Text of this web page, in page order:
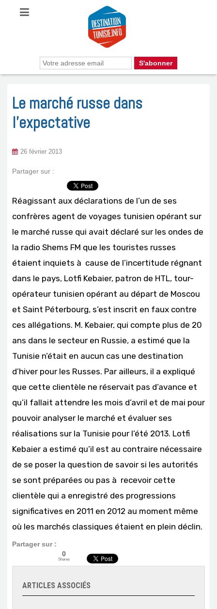
Le marché russe dans
l’expectative
26 février 2013
Partager sur :
Réagissant aux déclarations de l’un de ses
confrères agent de voyages tunisien opérant sur
le marché russe qui avait déclaré sur les ondes de
la radio Shems FM que les touristes russes
étaient inquiets à cause de l’incertitude régnant
dans le pays, Lotfi Kebaier, patron de HTL, tour-
opérateur tunisien opérant au départ de Moscou
et Saint Péterbourg, s’est inscrit en faux contre
ces allégations. M. Kebaier, qui compte plus de 20
ans dans le secteur en Russie, a estimé que la
Tunisie n’était en aucun cas une destination
d’hiver pour les Russes. Par ailleurs, il a expliqué
que cette clientèle ne réservait pas d’avance et
qu’il fallait attendre les mois d’avril et de mai pour
pouvoir analyser le marché et évaluer ses
réalisations sur la Tunisie pour l’été 2013. Lotfi
Kebaier a estimé qu’il est au contraire nécessaire
de se poser la question de savoir si les autorités
se sont préparées ou pas à recevoir cette
clientèle qui a enregistré des progressions
significatives en 2011 en 2012 au moment même
où les marchés classiques étaient en plein déclin.
Partager sur :
0
Shares
ARTICLES ASSOCIÉS